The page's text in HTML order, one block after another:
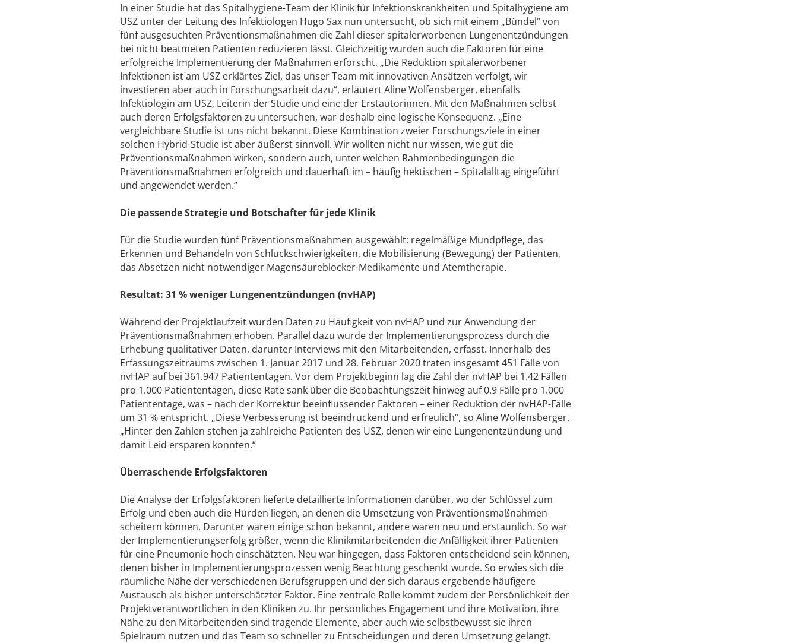
In einer Studie hat das Spitalhygiene-Team der Klinik für Infektionskrankheiten und Spitalhygiene am
USZ unter der Leitung des Infektiologen Hugo Sax nun untersucht, ob sich mit einem „Bündel“ von
fünf ausgesuchten Präventionsmaßnahmen die Zahl dieser spitalerworbenen Lungenentzündungen
bei nicht beatmeten Patienten reduzieren lässt. Gleichzeitig wurden auch die Faktoren für eine
erfolgreiche Implementierung der Maßnahmen erforscht. „Die Reduktion spitalerworbener
Infektionen ist am USZ erklärtes Ziel, das unser Team mit innovativen Ansätzen verfolgt, wir
investieren aber auch in Forschungsarbeit dazu“, erläutert Aline Wolfensberger, ebenfalls
Infektiologin am USZ, Leiterin der Studie und eine der Erstautorinnen. Mit den Maßnahmen selbst
auch deren Erfolgsfaktoren zu untersuchen, war deshalb eine logische Konsequenz. „Eine
vergleichbare Studie ist uns nicht bekannt. Diese Kombination zweier Forschungsziele in einer
solchen Hybrid-Studie ist aber äußerst sinnvoll. Wir wollten nicht nur wissen, wie gut die
Präventionsmaßnahmen wirken, sondern auch, unter welchen Rahmenbedingungen die
Präventionsmaßnahmen erfolgreich und dauerhaft im – häufig hektischen – Spitalalltag eingeführt
und angewendet werden.“
Die passende Strategie und Botschafter für jede Klinik
Für die Studie wurden fünf Präventionsmaßnahmen ausgewählt: regelmäßige Mundpflege, das
Erkennen und Behandeln von Schluckschwierigkeiten, die Mobilisierung (Bewegung) der Patienten,
das Absetzen nicht notwendiger Magensäureblocker-Medikamente und Atemtherapie.
Resultat: 31 % weniger Lungenentzündungen (nvHAP)
Während der Projektlaufzeit wurden Daten zu Häufigkeit von nvHAP und zur Anwendung der
Präventionsmaßnahmen erhoben. Parallel dazu wurde der Implementierungsprozess durch die
Erhebung qualitativer Daten, darunter Interviews mit den Mitarbeitenden, erfasst. Innerhalb des
Erfassungszeitraums zwischen 1. Januar 2017 und 28. Februar 2020 traten insgesamt 451 Fälle von
nvHAP auf bei 361.947 Patiententagen. Vor dem Projektbeginn lag die Zahl der nvHAP bei 1.42 Fällen
pro 1.000 Patiententagen, diese Rate sank über die Beobachtungszeit hinweg auf 0.9 Fälle pro 1.000
Patiententage, was – nach der Korrektur beeinflussender Faktoren – einer Reduktion der nvHAP-Fälle
um 31 % entspricht. „Diese Verbesserung ist beeindruckend und erfreulich“, so Aline Wolfensberger.
„Hinter den Zahlen stehen ja zahlreiche Patienten des USZ, denen wir eine Lungenentzündung und
damit Leid ersparen konnten.“
Überraschende Erfolgsfaktoren
Die Analyse der Erfolgsfaktoren lieferte detaillierte Informationen darüber, wo der Schlüssel zum
Erfolg und eben auch die Hürden liegen, an denen die Umsetzung von Präventionsmaßnahmen
scheitern können. Darunter waren einige schon bekannt, andere waren neu und erstaunlich. So war
der Implementierungserfolg größer, wenn die Klinikmitarbeitenden die Anfälligkeit ihrer Patienten
für eine Pneumonie hoch einschätzten. Neu war hingegen, dass Faktoren entscheidend sein können,
denen bisher in Implementierungsprozessen wenig Beachtung geschenkt wurde. So erwies sich die
räumliche Nähe der verschiedenen Berufsgruppen und der sich daraus ergebende häufigere
Austausch als bisher unterschätzter Faktor. Eine zentrale Rolle kommt zudem der Persönlichkeit der
Projektverantwortlichen in den Kliniken zu. Ihr persönliches Engagement und ihre Motivation, ihre
Nähe zu den Mitarbeitenden sind tragende Elemente, aber auch wie selbstbewusst sie ihren
Spielraum nutzen und das Team so schneller zu Entscheidungen und deren Umsetzung gelangt.